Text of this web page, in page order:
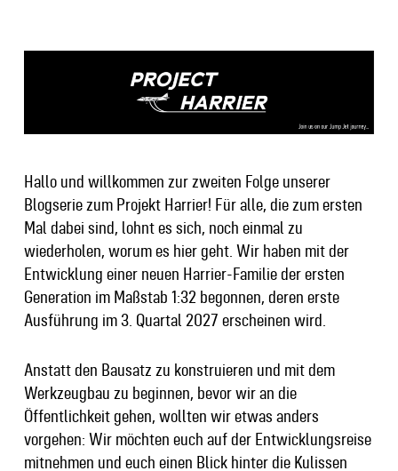
Hallo und willkommen zur zweiten Folge unserer
Blogserie zum Projekt Harrier! Für alle, die zum ersten
Mal dabei sind, lohnt es sich, noch einmal zu
wiederholen, worum es hier geht. Wir haben mit der
Entwicklung einer neuen Harrier-Familie der ersten
Generation im Maßstab 1:32 begonnen, deren erste
Ausführung im 3. Quartal 2027 erscheinen wird.
Anstatt den Bausatz zu konstruieren und mit dem
Werkzeugbau zu beginnen, bevor wir an die
Öffentlichkeit gehen, wollten wir etwas anders
vorgehen: Wir möchten euch auf der Entwicklungsreise
mitnehmen und euch einen Blick hinter die Kulissen